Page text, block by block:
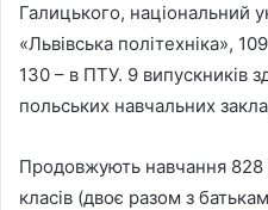
Галицького, національний
«Львівська політехніка»,
130 – в ПТУ. 9 випускників
польських навчальних
Продовжують навчання 828
класів (двоє разом з